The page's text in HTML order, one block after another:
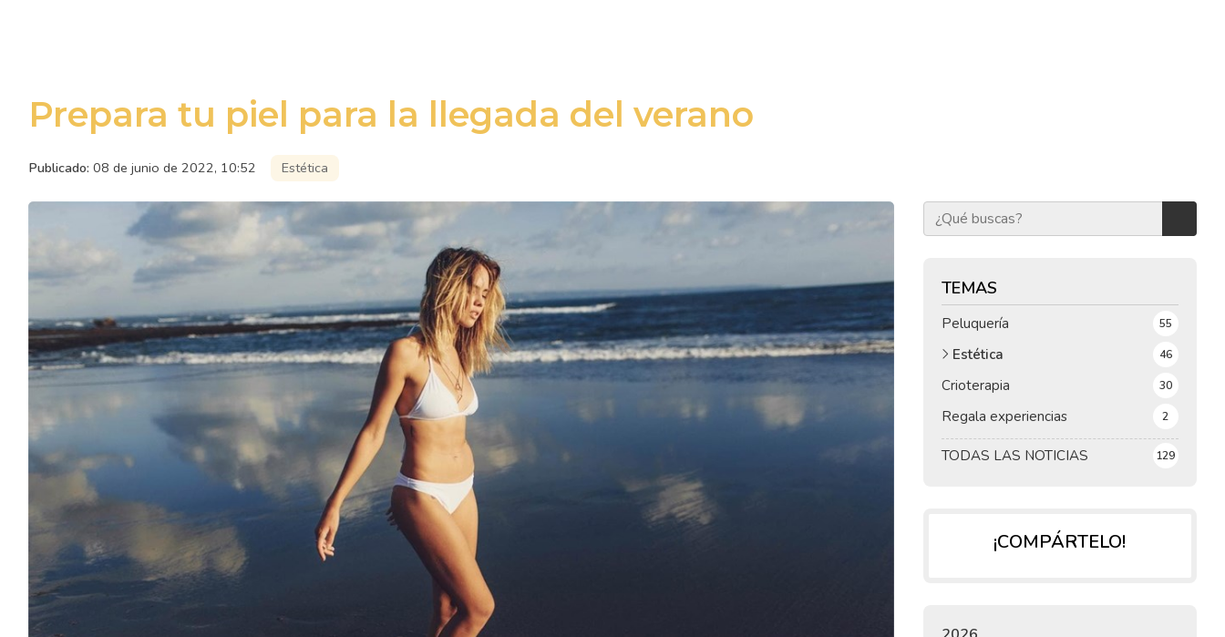
Prepara tu piel para la llegada del verano
Publicado: 08 de junio de 2022, 10:52 Estética
TEMAS
TODAS LAS NOTICIAS 129
Peluquería 55
Estética 46
Crioterapia 30
Regala experiencias 2
¡COMPÁRTELO!